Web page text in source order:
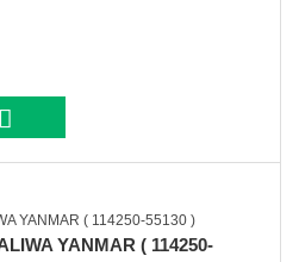
YANMAR ( 114250-